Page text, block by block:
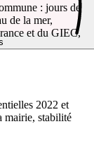
: jours de
de la mer,
et du GIEC,
2022 et
mairie, stabilité